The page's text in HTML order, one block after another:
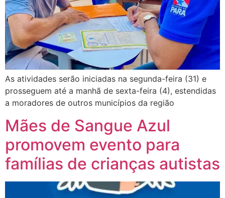
As atividades serão iniciadas na segunda-feira (31) e
prosseguem até a manhã de sexta-feira (4), estendidas
a moradores de outros municípios da região
Mães de Sangue Azul
promovem evento para
famílias de crianças autistas